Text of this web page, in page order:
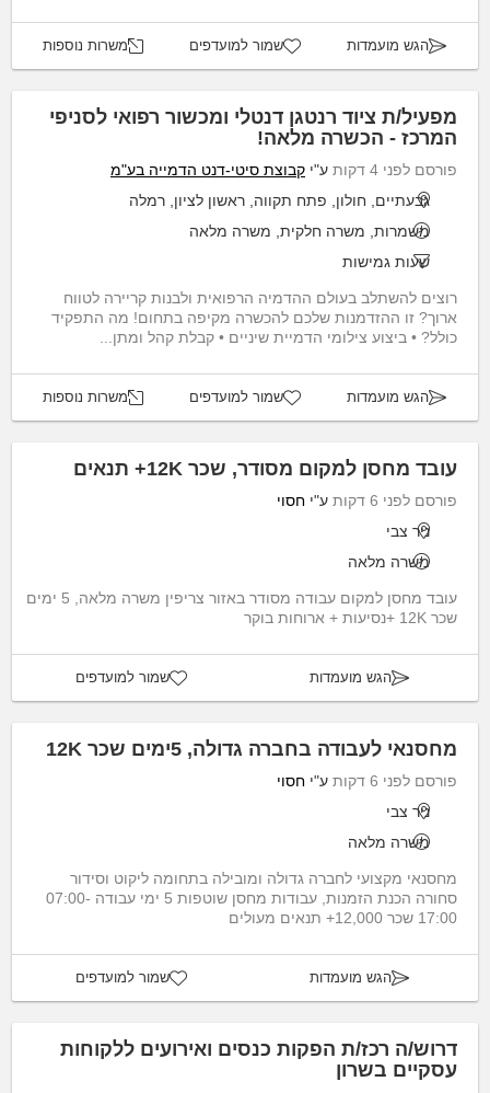
הגש מועמדות שמור למועדפים משרות נוספות
מפעיל/ת ציוד רנטגן דנטלי ומכשור רפואי לסניפי
המרכז - הכשרה מלאה!
פורסם לפני 4 דקות ע"י קבוצת סיטי-דנט הדמייה בע"מ
גבעתיים, חולון, פתח תקווה, ראשון לציון, רמלה
משמרות, משרה חלקית, משרה מלאה
שעות גמישות
רוצים להשתלב בעולם ההדמיה הרפואית ולבנות קריירה לטווח
ארוך? זו ההזדמנות שלכם להכשרה מקיפה בתחום! מה התפקיד
כולל? • ביצוע צילומי הדמיית שיניים • קבלת קהל ומתן...
הגש מועמדות שמור למועדפים משרות נוספות
עובד מחסן למקום מסודר, שכר 12K+ תנאים
פורסם לפני 6 דקות ע"י חסוי
ניר צבי
משרה מלאה
עובד מחסן למקום עבודה מסודר באזור צריפין משרה מלאה, 5 ימים
שכר 12K +נסיעות + ארוחות בוקר
הגש מועמדות שמור למועדפים
מחסנאי לעבודה בחברה גדולה, 5ימים שכר 12K
פורסם לפני 6 דקות ע"י חסוי
ניר צבי
משרה מלאה
מחסנאי מקצועי לחברה גדולה ומובילה בתחומה ליקוט וסידור
סחורה הכנת הזמנות, עבודות מחסן שוטפות 5 ימי עבודה 07:00-
17:00 שכר 12,000+ תנאים מעולים
הגש מועמדות שמור למועדפים
דרוש/ה רכז/ת הפקות כנסים ואירועים ללקוחות
עסקיים בשרון